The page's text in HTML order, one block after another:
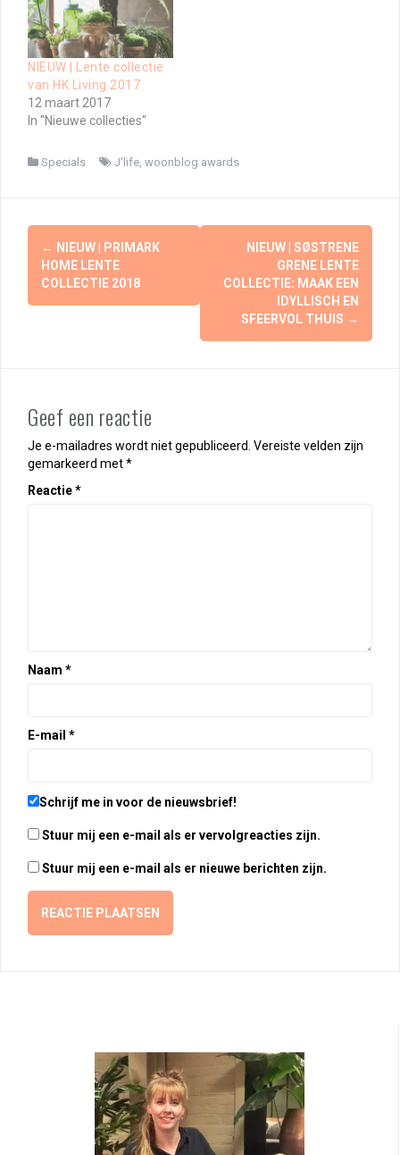
NIEUW | Lente collectie
van HK Living 2017
12 maart 2017
In "Nieuwe collecties"
Specials J'life, woonblog awards
Berichtnavigatie
← NIEUW | PRIMARK
HOME LENTE
COLLECTIE 2018
NIEUW | SØSTRENE
GRENE LENTE
COLLECTIE: MAAK EEN
IDYLLISCH EN
SFEERVOL THUIS →
Geef een reactie
Je e-mailadres wordt niet gepubliceerd. Vereiste velden zijn
gemarkeerd met*
Reactie*
Naam *
E-mail *
Schrijf me in voor de nieuwsbrief!
Stuur mij een e-mail als er vervolgreacties zijn.
Stuur mij een e-mail als er nieuwe berichten zijn.